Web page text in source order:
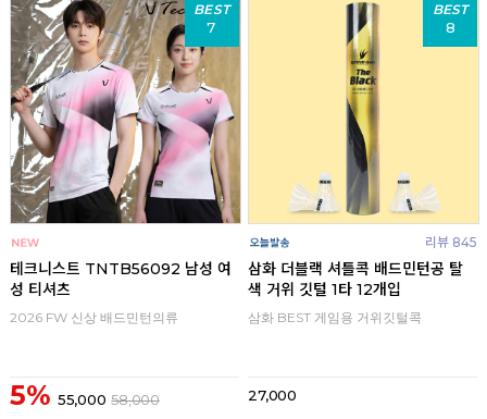
BEST
7
테크니스트 TNTB56092 남성 여
성 티셔츠
2026 FW 신상 배드민턴의류
5% 55,000 58,000
BEST
8
리뷰 845
삼화 더블랙 셔틀콕 배드민턴공 탈
색 거위 깃털 1타 12개입
삼화 BEST 게임용 거위깃털콕
27,000